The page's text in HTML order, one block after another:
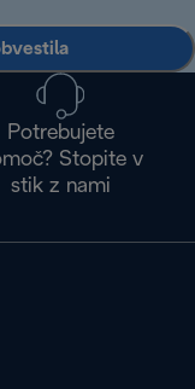
Potrebujete
Stopite v
stik z nami